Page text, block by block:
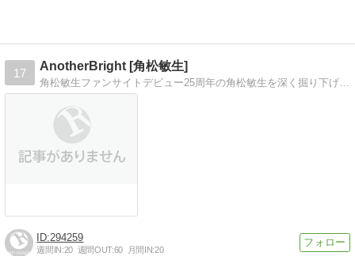
17
AnotherBright [角松敏生]
角松敏生ファンサイトデビュー25周年の角松敏生を深く掘り下げてみよう
294259
週間IN:20 週間OUT:60 月間IN:20